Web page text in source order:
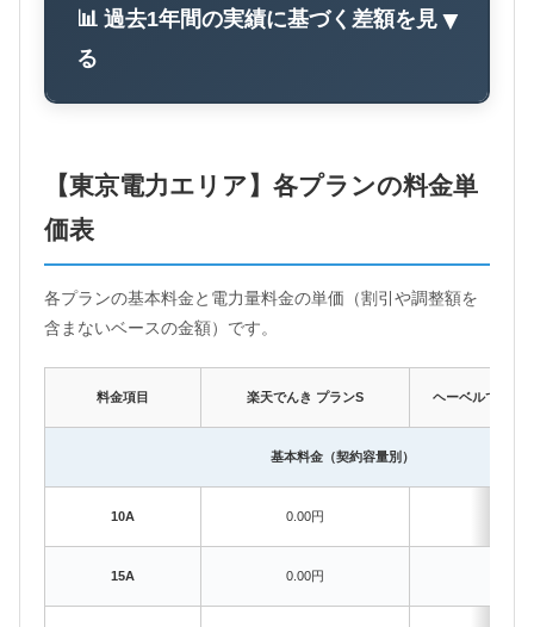
📊 過去1年間の実績に基づく差額を見
る
▼
【東京電力エリア】各プランの料金単
価表
各プランの基本料金と電力量料金の単価（割引や調整額を
含まないベースの金額）です。
料金項目 楽天でんき プランS ヘーベルでんき
基本料金（契約容量別）
10A 0.00円
15A 0.00円